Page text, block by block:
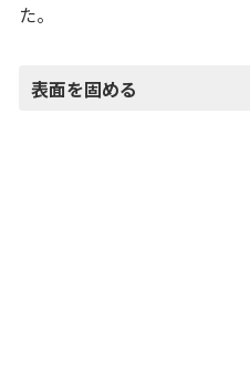
た。
表面を固める